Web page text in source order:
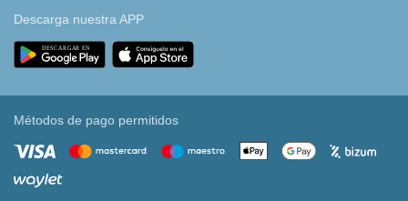
Descarga nuestra APP
Métodos de pago permitidos